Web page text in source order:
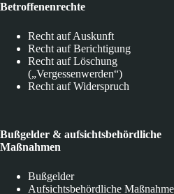
Betroffenenrechte
Recht auf Auskunft
Recht auf Berichtigung
Recht auf Löschung
(„Vergessenwerden“)
Recht auf Widerspruch
Bußgelder & aufsichtsbehördliche
Maßnahmen
Bußgelder
Aufsichtsbehördliche